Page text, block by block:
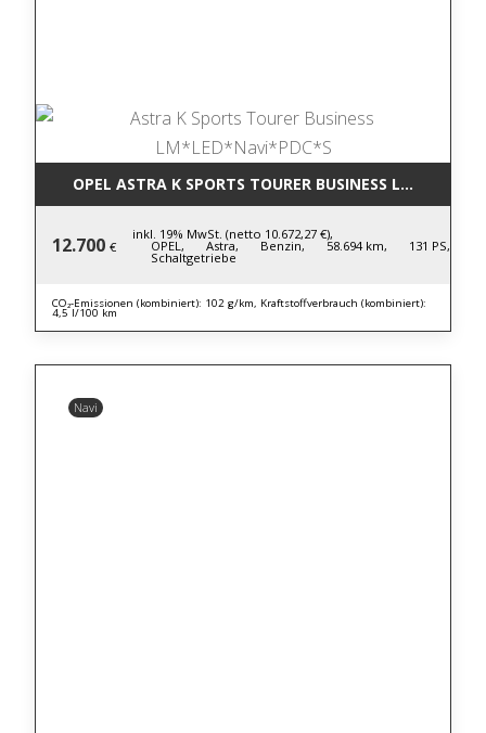
OPEL ASTRA K SPORTS TOURER BUSINESS
12.700 €
inkl. 19% MwSt. (netto 10.672,27 €),
OPEL, Astra, Benzin, 58.694 km, 131 PS,
Schaltgetriebe
CO₂-Emissionen (kombiniert): 102 g/km, Kraftstoffverbrauch (kombiniert):
4,5 l/100 km
Navi